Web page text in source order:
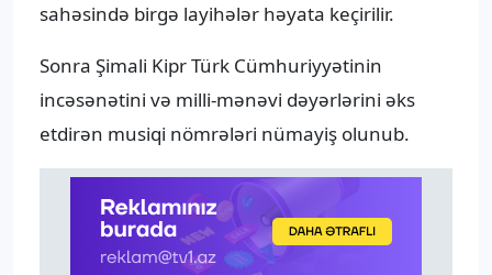
sahəsində birgə layihələr həyata keçirilir.
Sonra Şimali Kipr Türk Cümhuriyyətinin
incəsənətini və milli-mənəvi dəyərlərini əks
etdirən musiqi nömrələri nümayiş olunub.